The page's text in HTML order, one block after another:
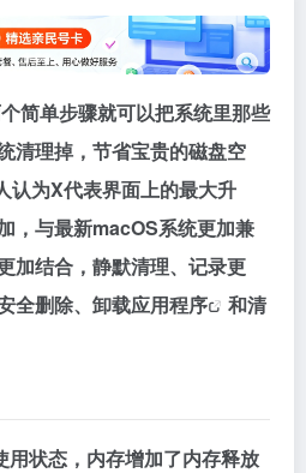
简单步骤就可以把系统里那些
清理掉，节省宝贵的磁盘空
为X代表界面上的最大升
，与最新macOS系统更加兼
加结合，静默清理、记录更
全删除、卸载应用程序
和清
状态，内存增加了内存释放